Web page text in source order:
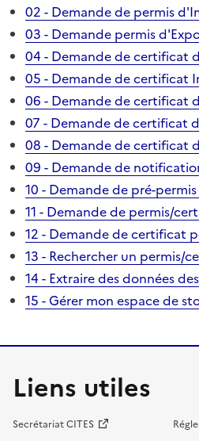
02 - Demande de permis
03 - Demande permis
04 - Demande de certificat
05 - Demande de certificat
06 - Demande de certificat
07 - Demande de certificat
08 - Demande de certificat
09 - Demande de
10 - Demande de pré-
11 - Demande de permis/
12 - Demande de certificat
13 - Rechercher un permis/
14 - Extraire des données
15 - Gérer mon espace de
Liens utiles
Secrétariat CITES